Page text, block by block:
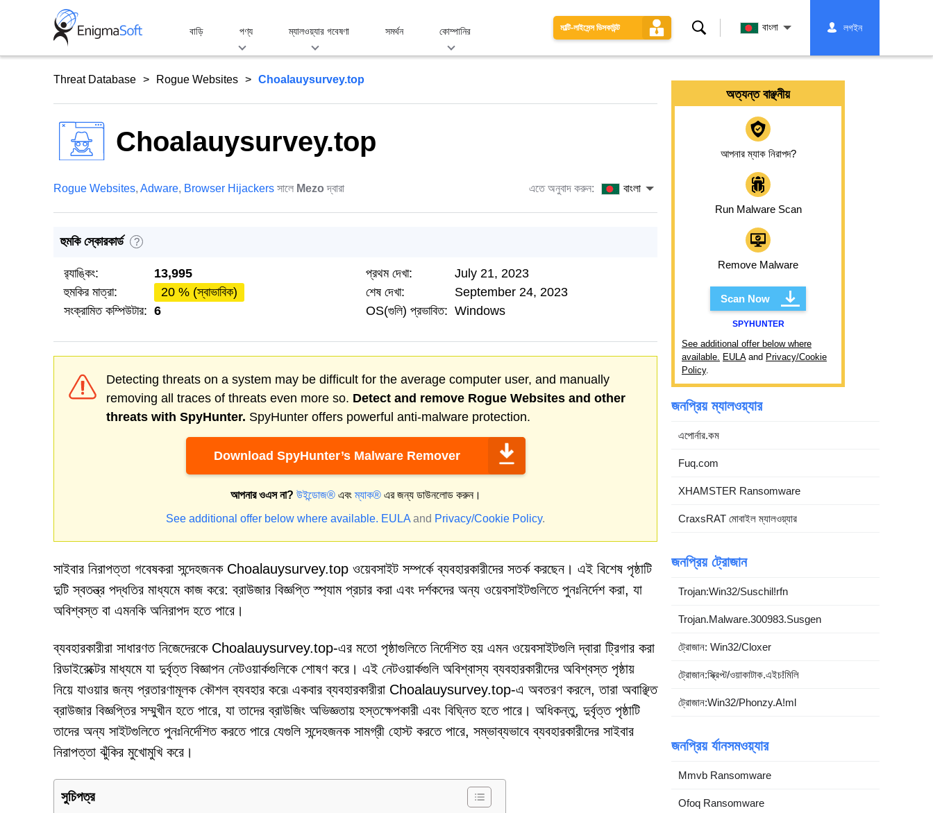
বাড়ি পণ্য ম্যালওয়্যার গবেষণা সমর্থন কোম্পানির মাল্টি-লাইসেন্স ডিসকাউন্ট
অনুসন্ধান
করুন
বাংলা লগইন
Threat Database Rogue Websites Choalauysurvey.top
Choalauysurvey.top
Rogue Websites, Adware, Browser Hijackers সালে Mezo দ্বারা এতে অনুবাদ করুন: বাংলা
হুমকি স্কোরকার্ড ?
র‌্যাঙ্কিং:
13,995
হুমকির মাত্রা:
20 % (স্বাভাবিক)
সংক্রামিত কম্পিউটার: 6
প্রথম দেখা:
July 21, 2023
শেষ দেখা:
September 24, 2023
OS(গুলি) প্রভাবিত: Windows
Detecting threats on a system may be difficult for the average computer user, and manually
removing all traces of threats even more so. Detect and remove Rogue Websites and other
threats with SpyHunter. SpyHunter offers powerful anti-malware protection.
Download SpyHunter’s Malware Remover
আপনার ওএস না? উইন্ডোজ®এবংম্যাক®এর জন্য ডাউনলোড করুন।
See additional offer below where available. EULA and Privacy/Cookie Policy.
সাইবার নিরাপত্তা গবেষকরা সন্দেহজনক Choalauysurvey.top ওয়েবসাইট সম্পর্কে ব্যবহারকারীদের সতর্ক করছেন। এই বিশেষ পৃষ্ঠাটি
দুটি স্বতন্ত্র পদ্ধতির মাধ্যমে কাজ করে: ব্রাউজার বিজ্ঞপ্তি স্প্যাম প্রচার করা এবং দর্শকদের অন্য ওয়েবসাইটগুলিতে পুনঃনির্দেশ করা, যা
অবিশ্বস্ত বা এমনকি অনিরাপদ হতে পারে।
ব্যবহারকারীরা সাধারণত নিজেদেরকে Choalauysurvey.top-এর মতো পৃষ্ঠাগুলিতে নির্দেশিত হয় এমন ওয়েবসাইটগুলি দ্বারা ট্রিগার করা
রিডাইরেক্টের মাধ্যমে যা দুর্বৃত্ত বিজ্ঞাপন নেটওয়ার্কগুলিকে শোষণ করে। এই নেটওয়ার্কগুলি অবিশ্বাস্য ব্যবহারকারীদের অবিশ্বস্ত পৃষ্ঠায়
নিয়ে যাওয়ার জন্য প্রতারণামূলক কৌশল ব্যবহার করে৷ একবার ব্যবহারকারীরা Choalauysurvey.top-এ অবতরণ করলে, তারা অবাঞ্ছিত
ব্রাউজার বিজ্ঞপ্তির সম্মুখীন হতে পারে, যা তাদের ব্রাউজিং অভিজ্ঞতায় হস্তক্ষেপকারী এবং বিঘ্নিত হতে পারে। অধিকন্তু, দুর্বৃত্ত পৃষ্ঠাটি
তাদের অন্য সাইটগুলিতে পুনঃনির্দেশিত করতে পারে যেগুলি সন্দেহজনক সামগ্রী হোস্ট করতে পারে, সম্ভাব্যভাবে ব্যবহারকারীদের সাইবার
নিরাপত্তা ঝুঁকির মুখোমুখি করে।
সুচিপত্র
অত্যন্ত বাঞ্ছনীয়
আপনার ম্যাক নিরাপদ?
Run Malware Scan
Remove Malware
Scan Now
SPYHUNTER
See additional offer below where
available. EULAand Privacy/Cookie
Policy.
জনপ্রিয় ম্যালওয়্যার
এপোর্নার.কম
Fuq.com
XHAMSTER Ransomware
CraxsRAT মোবাইল ম্যালওয়্যার
জনপ্রিয় ট্রোজান
Trojan:Win32/Suschil!rfn
Trojan.Malware.300983.Susgen
ট্রোজান: Win32/Cloxer
ট্রোজান:স্ক্রিপ্ট/ওয়াকাটাক.এইচ!মিলি
ট্রোজান:Win32/Phonzy.A!ml
জনপ্রিয় র্যানসমওয়্যার
Mmvb Ransomware
Ofoq Ransomware